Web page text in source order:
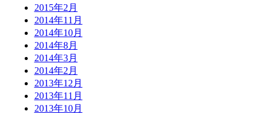
2015年2月
2014年11月
2014年10月
2014年8月
2014年3月
2014年2月
2013年12月
2013年11月
2013年10月